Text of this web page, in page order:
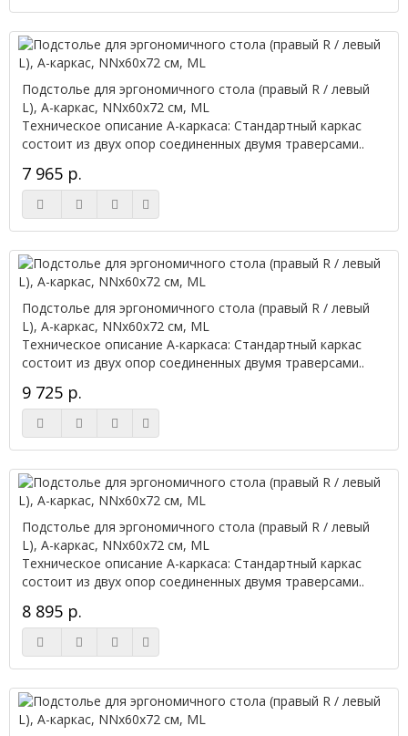
Подстолье для эргономичного стола (правый R / левый
L), А-каркас, NNx60х72 см, ML
Техническое описание А-каркаса: Стандартный каркас
состоит из двух опор соединенных двумя траверсами..
7 965 р.
Подстолье для эргономичного стола (правый R / левый
L), А-каркас, NNx60х72 см, ML
Техническое описание А-каркаса: Стандартный каркас
состоит из двух опор соединенных двумя траверсами..
9 725 р.
Подстолье для эргономичного стола (правый R / левый
L), А-каркас, NNx60х72 см, ML
Техническое описание А-каркаса: Стандартный каркас
состоит из двух опор соединенных двумя траверсами..
8 895 р.